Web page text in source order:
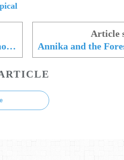
Rodney Cromwell ~ Memory Box